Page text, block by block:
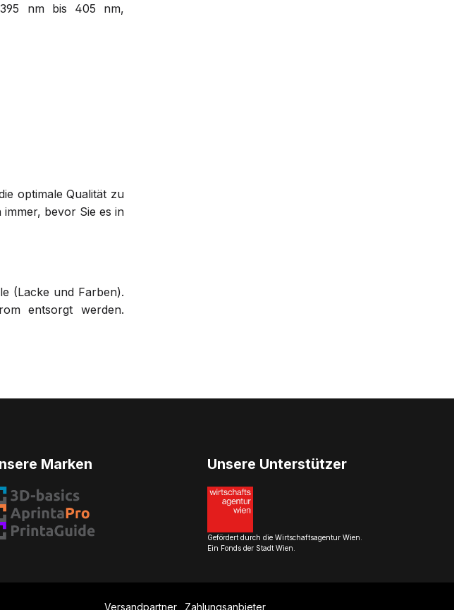
nm bis 405 nm,
optimale Qualität zu
bevor Sie es in
(Lacke und Farben).
entsorgt werden.
Marken Unsere Unterstützer
Gefördert durch die Wirtschaftsagentur Wien.
Ein Fonds der Stadt Wien.
Versandpartner Zahlungsanbieter